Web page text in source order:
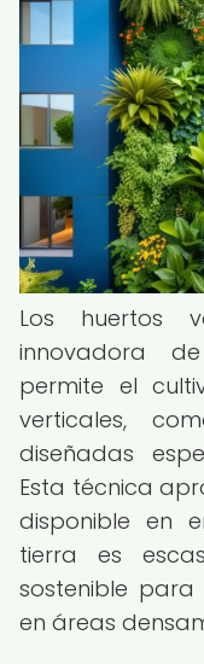
Los huertos
innovadora
permite el
verticales,
diseñadas
Esta técnica
disponible en
tierra es
sostenible
en áreas